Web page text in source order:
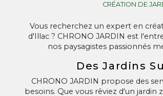
CRÉATION DE
Vous recherchez un expert en
d'Illac ? CHRONO JARDIN est
nos paysagistes passionnés
Des Jardins
CHRONO JARDIN propose des
besoins. Que vous rêviez d'un